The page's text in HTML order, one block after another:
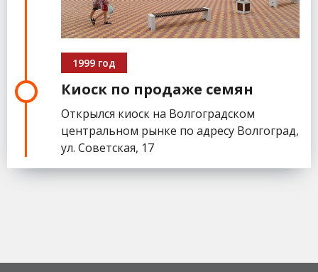
1999 год
Киоск по продаже семян
Открылся киоск на Волгоградском
центральном рынке по адресу Волгоград,
ул. Советская, 17